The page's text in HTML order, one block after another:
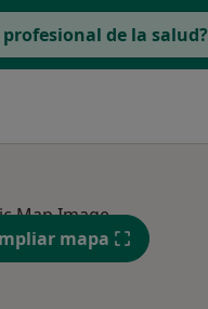
profesional de la salud?
mapa